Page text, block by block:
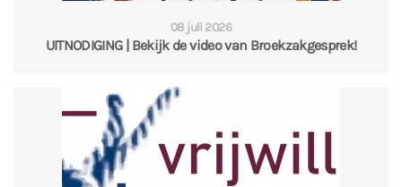
08 juli 2026
UITNODIGING | Bekijk de video van Broekzakgesprek!